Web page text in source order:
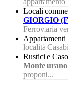
Locali
GIORGIO
Ferroviaria
Appartamenti
località
Rustici e
Monte urano
proponi...